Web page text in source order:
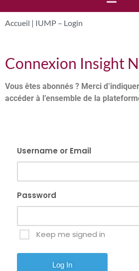
Accueil | IUMP – Login
Connexion Insight
Vous êtes abonnés ? Merci
accéder à l’ensemble de la
Username or Email
Password
Keep me signed in